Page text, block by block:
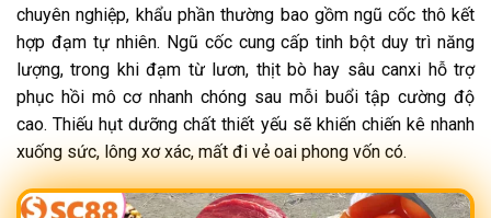
chuyên nghiệp, khẩu phần thường bao gồm ngũ cốc thô kết
hợp đạm tự nhiên. Ngũ cốc cung cấp tinh bột duy trì năng
lượng, trong khi đạm từ lươn, thịt bò hay sâu canxi hỗ trợ
phục hồi mô cơ nhanh chóng sau mỗi buổi tập cường độ
cao. Thiếu hụt dưỡng chất thiết yếu sẽ khiến chiến kê nhanh
xuống sức, lông xơ xác, mất đi vẻ oai phong vốn có.